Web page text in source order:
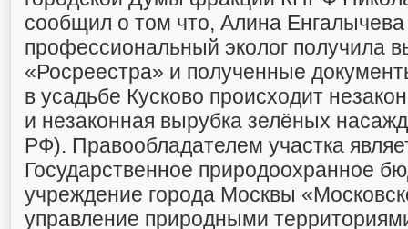
сообщил о том что, Алина
профессиональный эколог получила
«Росреестра» и полученные
в усадьбе Кусково происходит
и незаконная вырубка зелёных
РФ). Правообладателем участка
Государственное природоохранное
учреждение города Москвы
управление природными